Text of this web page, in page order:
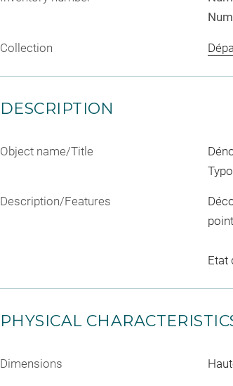
Collection
DESCRIPTION
Object name/Title
Description/Features
Etat
PHYSICAL
Dimensions